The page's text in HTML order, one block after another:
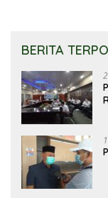
BERITA